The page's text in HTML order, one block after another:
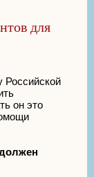
для
Российской
он это